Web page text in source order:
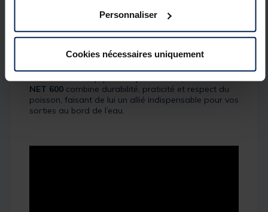
Personnaliser
Cookies nécessaires uniquement
cadre, solide mais léger, facilite les mouvements
assure un confort optimal même lors de longues
Idéal pour la pêche à la carpe ou pour tout pêcheur
souhaitant un équipement performant, leSPECIMEN
NET 600 combine durabilité, praticité et respect du
poisson, faisant de lui un allié indispensable pour vos
sorties au bord de l’eau.